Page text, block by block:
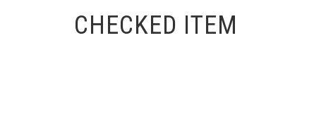
CHECKED ITEM